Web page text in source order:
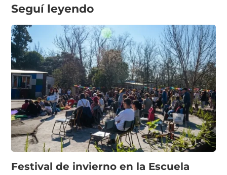
Seguí leyendo
Festival de invierno en la Escuela